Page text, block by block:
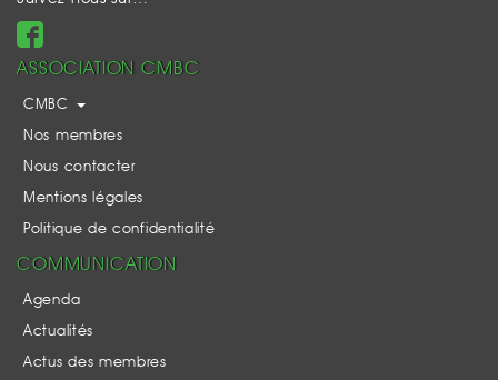
ASSOCIATION CMBC
CMBC
Nos membres
Nous contacter
Mentions légales
Politique de confidentialité
COMMUNICATION
Agenda
Actualités
Actus des membres